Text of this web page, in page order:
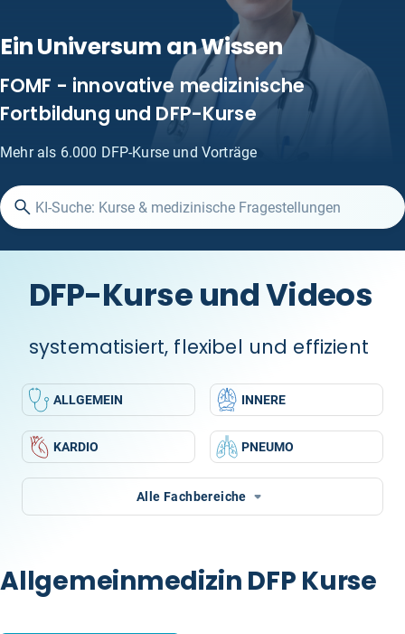
Ein Universum an Wissen
FOMF - innovative medizinische
Fortbildung und DFP-Kurse
Mehr als 6.000 DFP-Kurse und Vorträge
DFP-Kurse und Videos
systematisiert, flexibel und effizient
ALLGEMEIN INNERE
KARDIO PNEUMO
Alle Fachbereiche
Allgemeinmedizin DFP Kurse